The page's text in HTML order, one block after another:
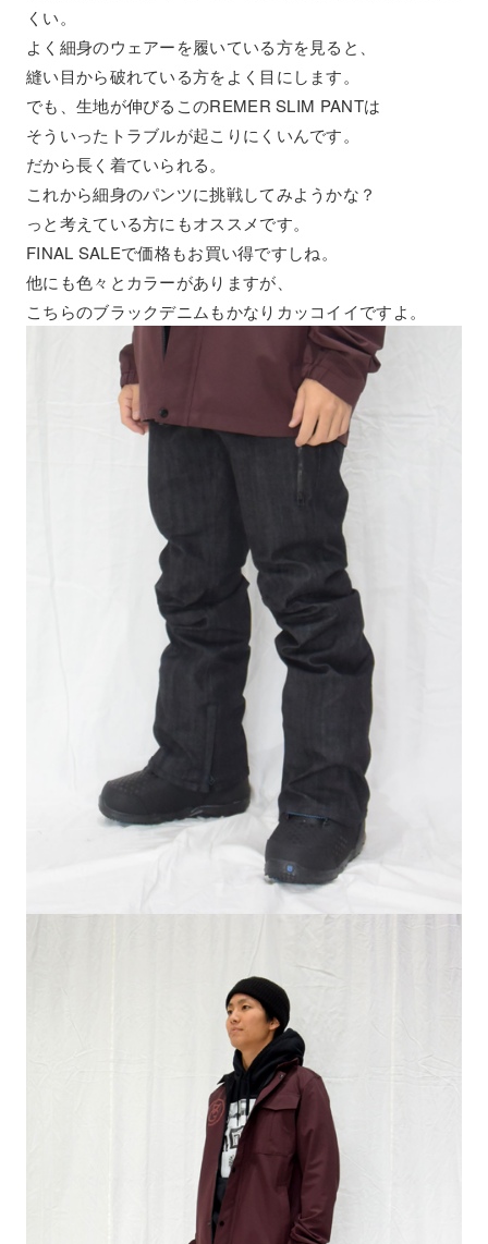
くい。
よく細身のウェアーを履いている方を見ると、
縫い目から破れている方をよく目にします。
でも、生地が伸びるこのREMER SLIM PANTは
そういったトラブルが起こりにくいんです。
だから長く着ていられる。
これから細身のパンツに挑戦してみようかな？
っと考えている方にもオススメです。
FINAL SALEで価格もお買い得ですしね。
他にも色々とカラーがありますが、
こちらのブラックデニムもかなりカッコイイですよ。